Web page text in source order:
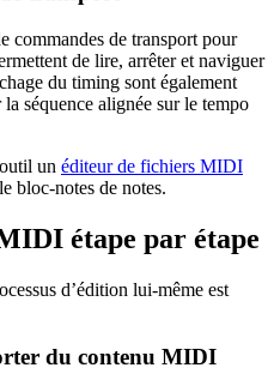
commandes de transport pour
de lire, arrêter et naviguer
du timing sont également
séquence alignée sur le tempo
un éditeur de fichiers MIDI
bloc-notes de notes.
étape par étape
d’édition lui-même est
du contenu MIDI